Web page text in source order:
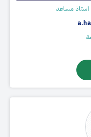
استاذ مساعد